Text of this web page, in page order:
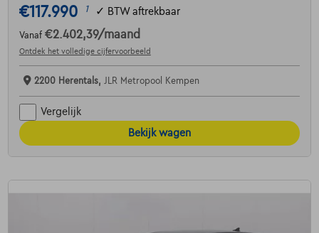
€117.990 1 ✓ BTW aftrekbaar
Vanaf €2.402,39/maand
Ontdek het volledige cijfervoorbeeld
2200 Herentals, JLR Metropool Kempen
Vergelijk
Bekijk wagen